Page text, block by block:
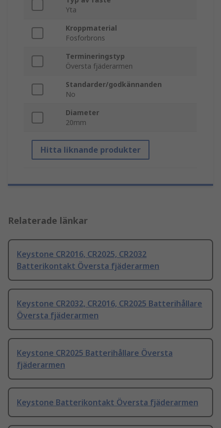
Yta
Kroppmaterial
Fosforbrons
Termineringstyp
Översta fjäderarmen
Standarder/godkännanden
No
Diameter
20mm
Hitta liknande produkter
Relaterade länkar
Keystone CR2016, CR2025, CR2032
Batterikontakt Översta fjäderarmen
Keystone CR2032, CR2016, CR2025 Batterihållare
Översta fjäderarmen
Keystone CR2025 Batterihållare Översta
fjäderarmen
Keystone Batterikontakt Översta fjäderarmen